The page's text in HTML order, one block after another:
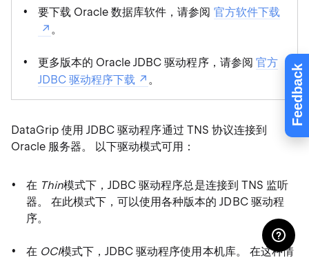
Feedback
要下载 Oracle 数据库软件，请参阅 官方软件下载
。
更多版本的 Oracle JDBC 驱动程序，请参阅 官方
JDBC 驱动程序下载
。
DataGrip 使用 JDBC 驱动程序通过 TNS 协议连接到
Oracle 服务器。 以下驱动模式可用：
在 Thin模式下，JDBC 驱动程序总是连接到 TNS 监听
器。 在此模式下，可以使用各种版本的 JDBC 驱动程
序。
在 OCI模式下，JDBC 驱动程序使用本机库。 在这种情